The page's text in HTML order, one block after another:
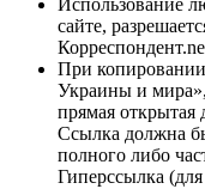
Использование
сайте,
При
Украины и мира»,
прямая открытая
Ссылка должна
полного либо
Гиперссылка